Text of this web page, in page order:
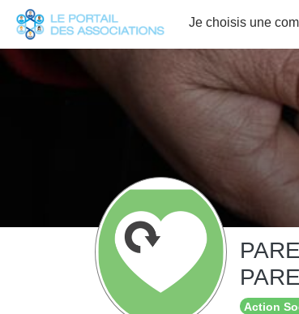
Je choisis une
Action
Panneau de gestion des cookies